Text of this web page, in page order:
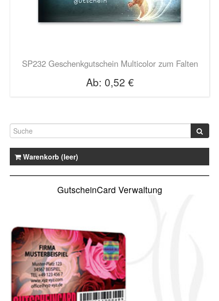
SP232 Geschenkgutschein Multicolor zum Falten
Ab: 0,52 €
Warenkorb (leer)
GutscheinCard Verwaltung